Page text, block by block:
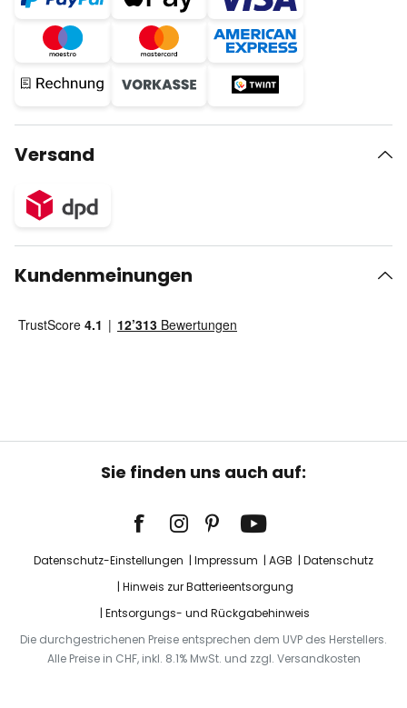
Versand
Kundenmeinungen
Sie finden uns auch auf:
Datenschutz-Einstellungen Impressum AGB
Datenschutz
Hinweis zur Batterieentsorgung
Entsorgungs- und Rückgabehinweis
Die durchgestrichenen Preise entsprechen dem UVP des Herstellers.
Alle Preise in CHF, inkl. 8.1% MwSt. und zzgl. Versandkosten